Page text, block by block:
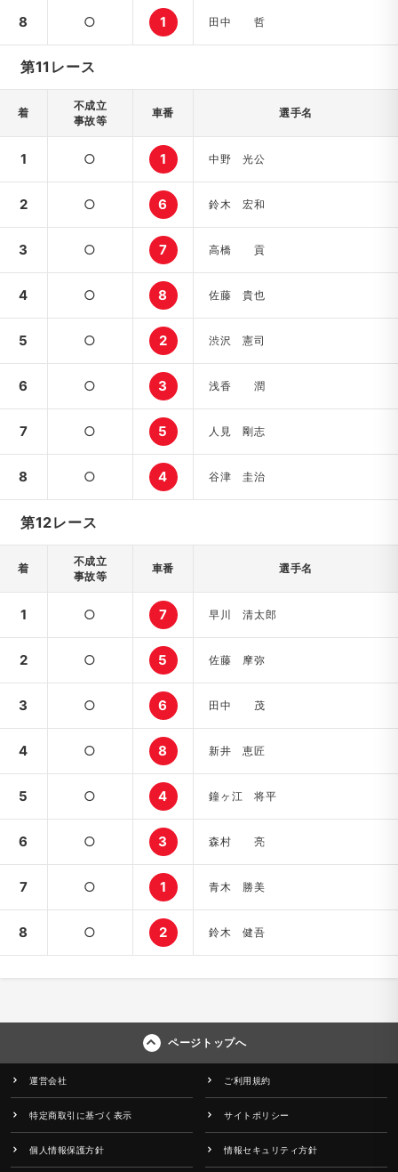
8 ○ 1 田中 哲
第11レース
着
不成立
事故等
車番 選手名
1 ○ 1 中野 光公
2 ○ 6 鈴木 宏和
3 ○ 7 高橋 貢
4 ○ 8 佐藤 貴也
5 ○ 2 渋沢 憲司
6 ○ 3 浅香 潤
7 ○ 5 人見 剛志
8 ○ 4 谷津 圭治
第12レース
着
不成立
事故等
車番 選手名
1 ○ 7 早川 清太郎
2 ○ 5 佐藤 摩弥
3 ○ 6 田中 茂
4 ○ 8 新井 恵匠
5 ○ 4 鐘ヶ江 将平
6 ○ 3 森村 亮
7 ○ 1 青木 勝美
8 ○ 2 鈴木 健吾
ページトップへ
運営会社 ご利用規約
特定商取引に基づく表示 サイトポリシー
個人情報保護方針 情報セキュリティ方針